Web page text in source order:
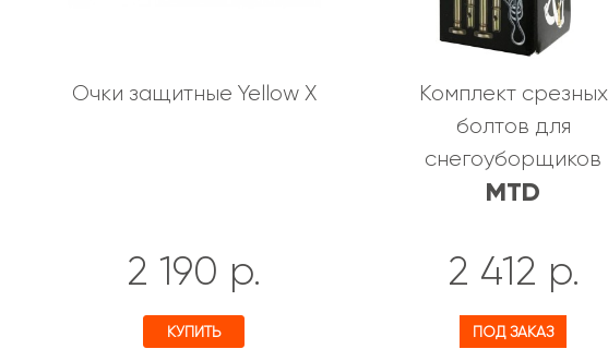
Очки защитные Yellow X
2 190 р.
КУПИТЬ
Комплект срезных
болтов для
снегоуборщиков
MTD
2 412 р.
ПОД ЗАКАЗ